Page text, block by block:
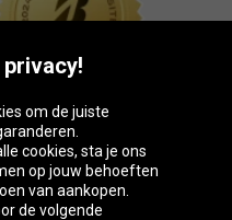
om de juiste
cookies, sta je ons
op jouw behoeften
van aankopen.
de volgende